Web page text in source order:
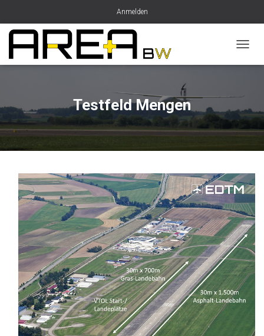
Anmelden
A
G
A
T
I
M
S
H
A
L
T
N
Testfeld Mengen